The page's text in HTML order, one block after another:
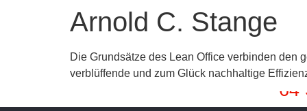
Arnold C. Stange
Die Grundsätze des Lean Office verbinden den
verblüffende und zum Glück nachhaltige
64